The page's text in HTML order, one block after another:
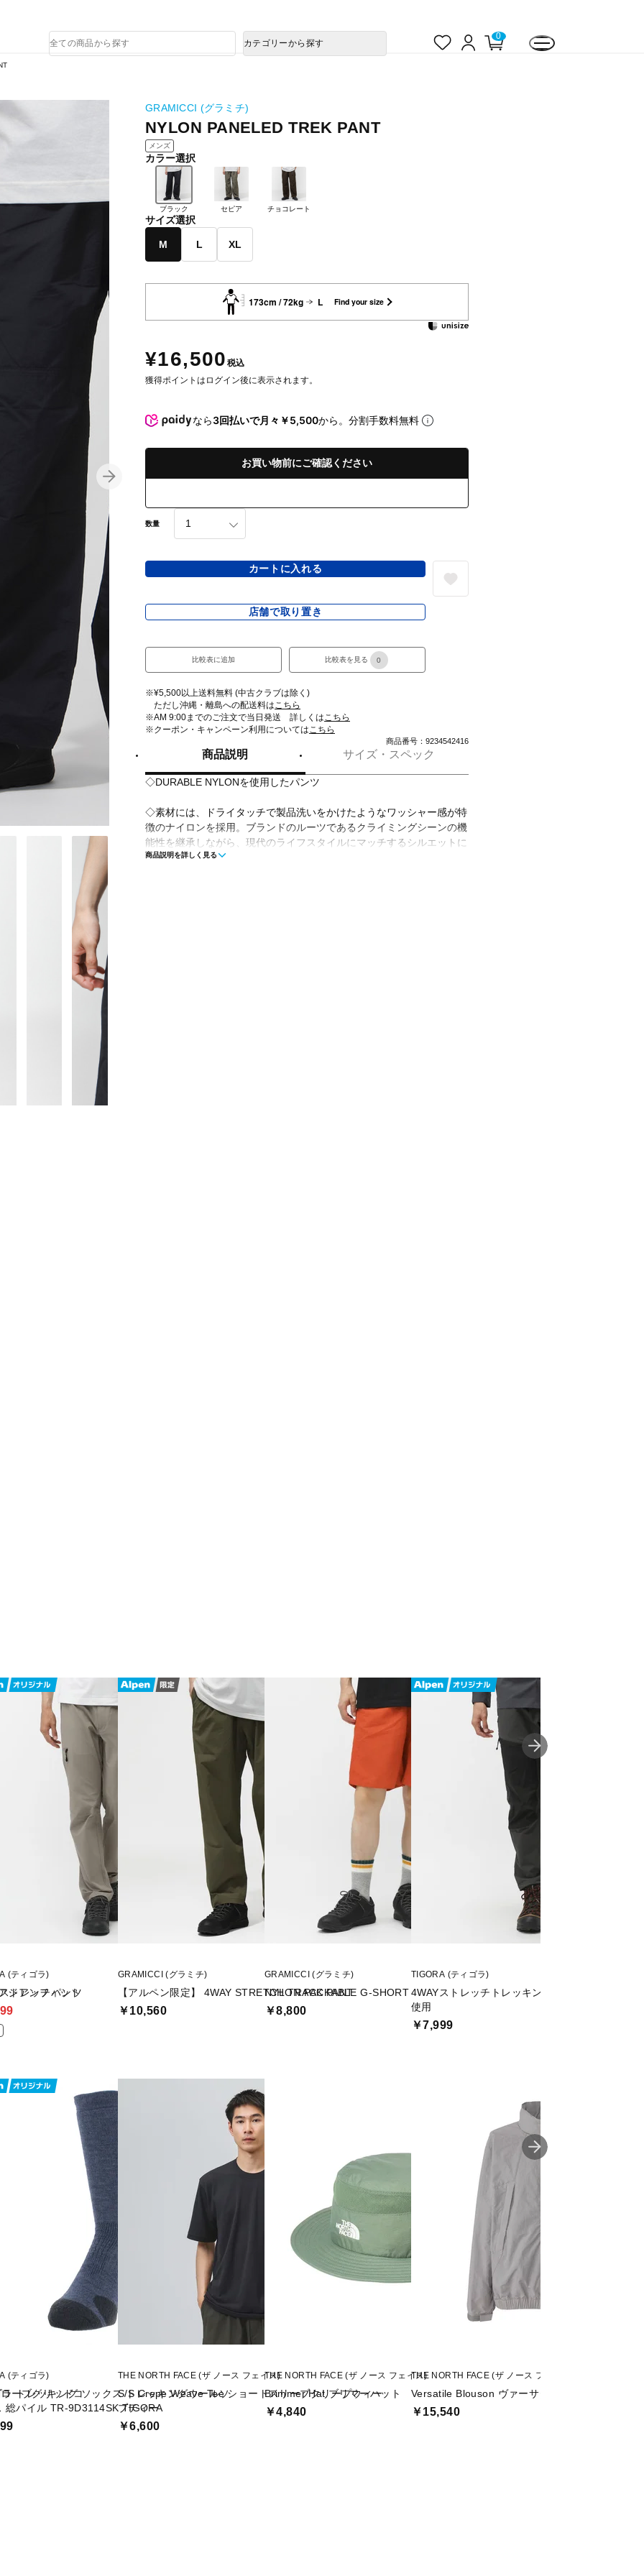
ロ
0
品
検
カテゴリーから探す
GRAMICCI (グラミチ)
NYLON PANELED TREK PANT
メンズ
カラー選択
ブラック セピア チョコレート
サイズ選択
M L XL
173cm / 72kg L Find your size
¥16,500 税込
獲得ポイントはログイン後に表示されます。
なら3回払いで月々￥5,500から。分割手数料無料
お買い物前にご確認ください
数量
カートに入れる
店舗で取り置き
比較表に追加 比較表を見る 0
※¥5,500以上送料無料 (中古クラブは除く)
ただし沖縄・離島への配送料はこちら
※AM 9:00までのご注文で当日発送 詳しくはこちら
※クーポン・キャンペーン利用についてはこちら
商品番号：9234542416
商品説明 サイズ・スペック
◇DURABLE NYLONを使用したパンツ
◇素材には、ドライタッチで製品洗いをかけたようなワッシャー感が特
徴のナイロンを採用。ブランドのルーツであるクライミングシーンの機
能性を継承しながら、現代のライフスタイルにマッチするシルエットに
仕上げました.
商品説明を詳しく見る
ジアンフィット
(ティゴラ)
トレッチパンツ
GRAMICCI (グラミチ)
【アルペン限定】 4WAY STRETCH TRACK PANT
￥10,560
GRAMICCI (グラミチ)
NYLON PACKABLE G-SHORT
￥8,800
TIGORA (ティゴラ)
4WAYストレッチトレッキングパンツ コーデュラ
使用
￥7,999
ーブグリッドコ
(ティゴラ)
ラ トレッキング ソックス トレッキングウールソ
総パイル TR-9D3114SK TIGORA
THE NORTH FACE (ザ ノース フェイス)
S/S Crepe Weave Tee ショートスリーブクリープウィー
ブティー
￥6,600
THE NORTH FACE (ザ ノース フェイス)
Brimmer Hat ブリマーハット
￥4,840
THE NORTH FACE (ザ ノース フェイス)
Versatile Blouson ヴァーサタイルブルゾン
￥15,540